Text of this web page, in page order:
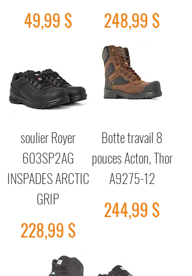
Prix
49,99 $ Prix
248,99 $
soulier Royer
603SP2AG
INSPADES ARCTIC
GRIP
Prix
228,99 $
Botte travail 8
pouces Acton, Thor
A9275-12
Prix
244,99 $